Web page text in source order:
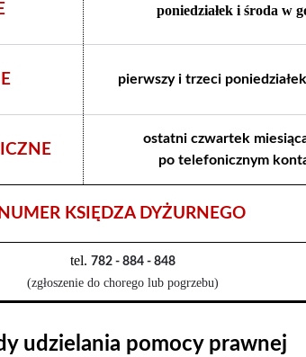
poniedziałek i środa w
pierwszy i trzeci
ostatni czwartek
po telefonicznym
NUMER KSIĘDZA DYŻURNEGO
tel.782 - 884 - 848
(zgłoszenie do chorego lub pogrzebu)
udzielania pomocy prawnej